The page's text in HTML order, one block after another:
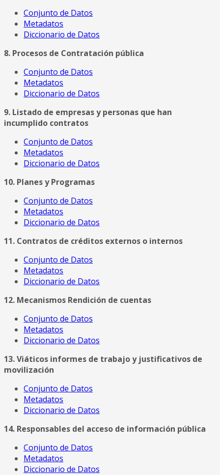
Conjunto de Datos
Metadatos
Diccionario de Datos
8. Procesos de Contratación pública
Conjunto de Datos
Metadatos
Diccionario de Datos
9. Listado de empresas y personas que han
incumplido contratos
Conjunto de Datos
Metadatos
Diccionario de Datos
10. Planes y Programas
Conjunto de Datos
Metadatos
Diccionario de Datos
11. Contratos de créditos externos o internos
Conjunto de Datos
Metadatos
Diccionario de Datos
12. Mecanismos Rendición de cuentas
Conjunto de Datos
Metadatos
Diccionario de Datos
13. Viáticos informes de trabajo y justificativos de
movilización
Conjunto de Datos
Metadatos
Diccionario de Datos
14. Responsables del acceso de información pública
Conjunto de Datos
Metadatos
Diccionario de Datos